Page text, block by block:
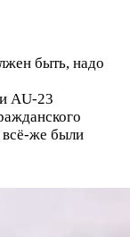
быть, надо
AU-23
всё-же были